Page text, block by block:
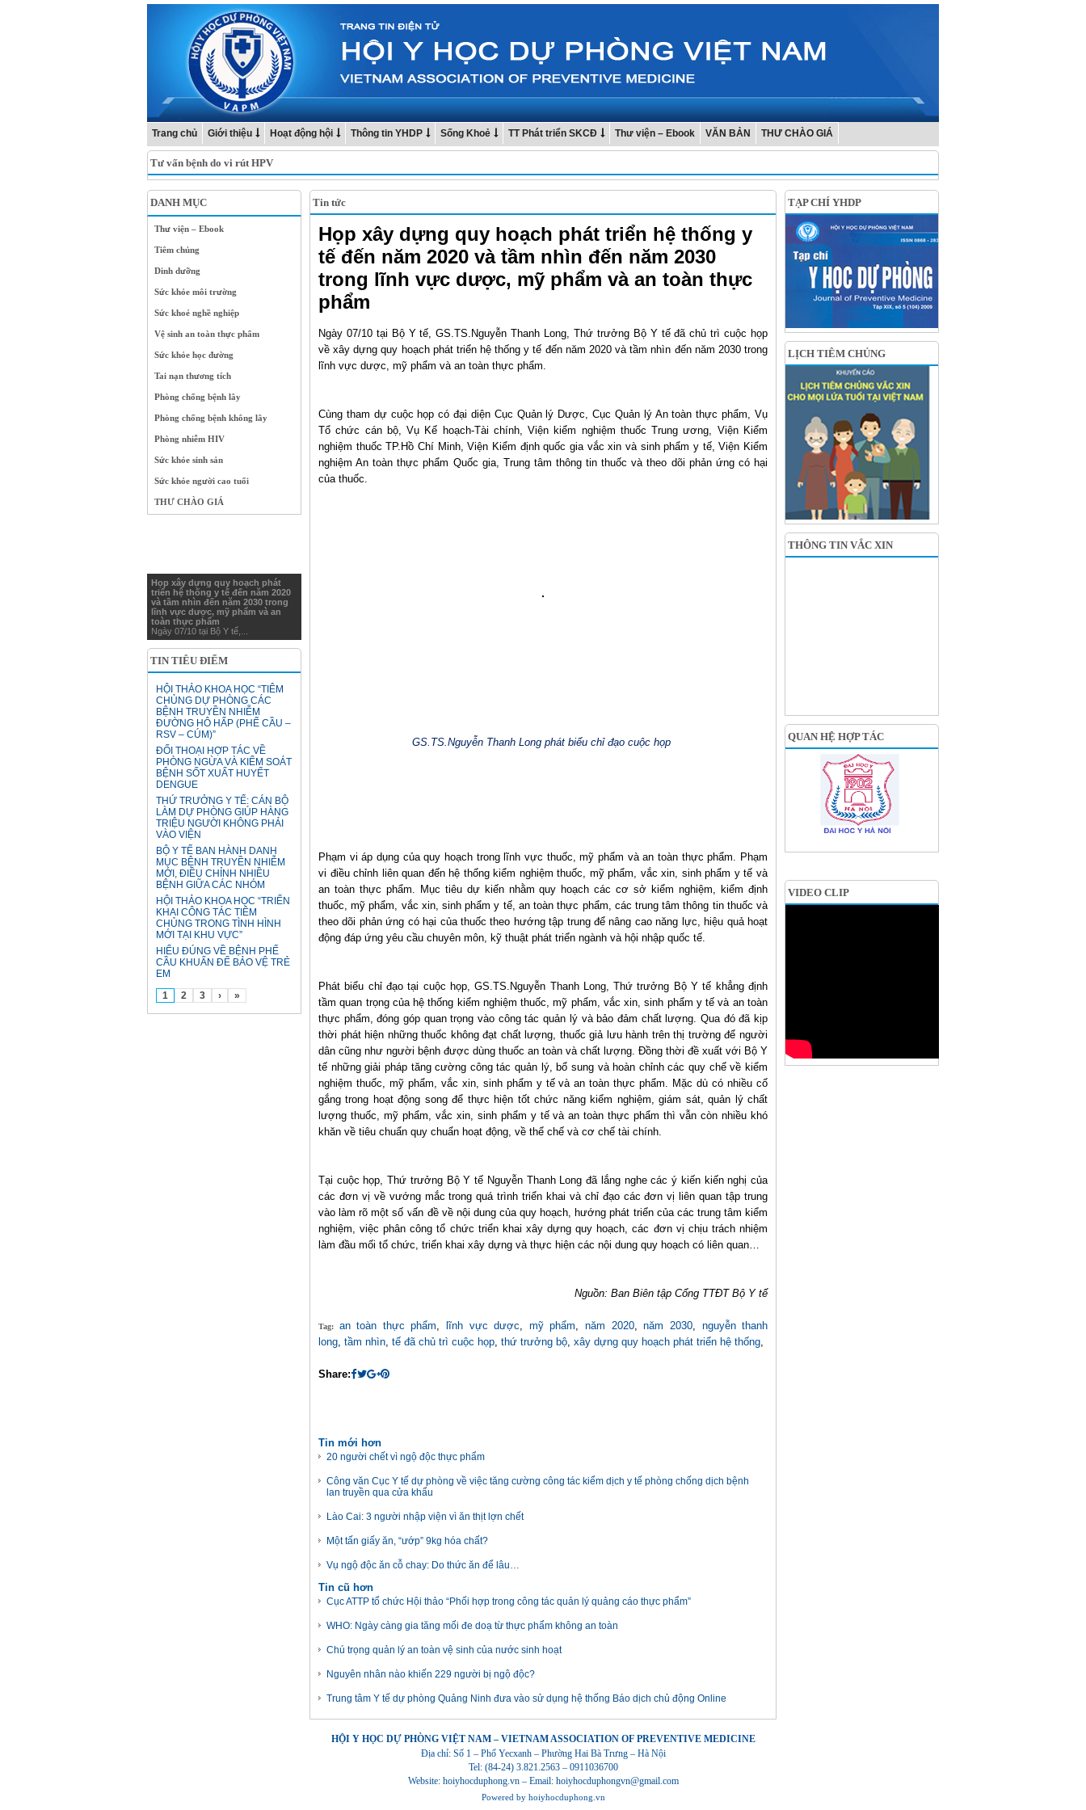
Trang chủ Giới thiệu Hoạt động hội Thông tin YHDP Sống Khoẻ TT Phát triển SKCĐ Thư viện – Ebook VĂN BẢN THƯ CHÀO GIÁ
Tư vấn bệnh do vi rút HPV
DANH MỤC
Thư viện – Ebook
Tiêm chủng
Dinh dưỡng
Sức khỏe môi trường
Sức khoẻ nghề nghiệp
Vệ sinh an toàn thực phẩm
Sức khỏe học đường
Tai nạn thương tích
Phòng chống bệnh lây
Phòng chống bệnh không lây
Phòng nhiễm HIV
Sức khỏe sinh sản
Sức khỏe người cao tuổi
THƯ CHÀO GIÁ
Họp xây dựng quy hoạch phát
triển hệ thống y tế đến năm 2020
và tầm nhìn đến năm 2030 trong
lĩnh vực dược, mỹ phẩm và an
toàn thực phẩm
Ngày 07/10 tại Bộ Y tế,...
TIN TIÊU ĐIỂM
HỘI THẢO KHOA HỌC “TIÊM
CHỦNG DỰ PHÒNG CÁC
BỆNH TRUYỀN NHIỄM
ĐƯỜNG HÔ HẤP (PHẾ CẦU –
RSV – CÚM)”
ĐỐI THOẠI HỢP TÁC VỀ
PHÒNG NGỪA VÀ KIỂM SOÁT
BỆNH SỐT XUẤT HUYẾT
DENGUE
THỨ TRƯỞNG Y TẾ: CÁN BỘ
LÀM DỰ PHÒNG GIÚP HÀNG
TRIỆU NGƯỜI KHÔNG PHẢI
VÀO VIỆN
BỘ Y TẾ BAN HÀNH DANH
MỤC BỆNH TRUYỀN NHIỄM
MỚI, ĐIỀU CHỈNH NHIỀU
BỆNH GIỮA CÁC NHÓM
HỘI THẢO KHOA HỌC “TRIỂN
KHAI CÔNG TÁC TIÊM
CHỦNG TRONG TÌNH HÌNH
MỚI TẠI KHU VỰC”
HIỂU ĐÚNG VỀ BỆNH PHẾ
CẦU KHUẨN ĐỂ BẢO VỆ TRẺ
EM
1
2 3 › »
Tin tức
Họp xây dựng quy hoạch phát triển hệ thống y
tế đến năm 2020 và tầm nhìn đến năm 2030
trong lĩnh vực dược, mỹ phẩm và an toàn thực
phẩm
Ngày 07/10 tại Bộ Y tế, GS.TS.Nguyễn Thanh Long, Thứ trưởng Bộ Y tế đã chủ trì cuộc họp
về xây dựng quy hoạch phát triển hệ thống y tế đến năm 2020 và tầm nhìn đến năm 2030 trong
lĩnh vực dược, mỹ phẩm và an toàn thực phẩm.
Cùng tham dự cuộc họp có đại diện Cục Quản lý Dược, Cục Quản lý An toàn thực phẩm, Vụ
Tổ chức cán bộ, Vụ Kế hoạch-Tài chính, Viện kiểm nghiệm thuốc Trung ương, Viện Kiểm
nghiệm thuốc TP.Hồ Chí Minh, Viện Kiểm định quốc gia vắc xin và sinh phẩm y tế, Viện Kiểm
nghiệm An toàn thực phẩm Quốc gia, Trung tâm thông tin thuốc và theo dõi phản ứng có hại
của thuốc.
GS.TS.Nguyễn Thanh Long phát biểu chỉ đạo cuộc họp
Phạm vi áp dụng của quy hoạch trong lĩnh vực thuốc, mỹ phẩm và an toàn thực phẩm. Phạm
vi điều chỉnh liên quan đến hệ thống kiểm nghiệm thuốc, mỹ phẩm, vắc xin, sinh phẩm y tế và
an toàn thực phẩm. Mục tiêu dự kiến nhằm quy hoạch các cơ sở kiểm nghiệm, kiểm định
thuốc, mỹ phẩm, vắc xin, sinh phẩm y tế, an toàn thực phẩm, các trung tâm thông tin thuốc và
theo dõi phản ứng có hại của thuốc theo hướng tập trung để nâng cao năng lực, hiệu quả hoạt
động đáp ứng yêu cầu chuyên môn, kỹ thuật phát triển ngành và hội nhập quốc tế.
Phát biểu chỉ đạo tại cuộc họp, GS.TS.Nguyễn Thanh Long, Thứ trưởng Bộ Y tế khẳng định
tầm quan trọng của hệ thống kiểm nghiệm thuốc, mỹ phẩm, vắc xin, sinh phẩm y tế và an toàn
thực phẩm, đóng góp quan trọng vào công tác quản lý và bảo đảm chất lượng. Qua đó đã kịp
thời phát hiện những thuốc không đạt chất lượng, thuốc giả lưu hành trên thị trường để người
dân cũng như người bệnh được dùng thuốc an toàn và chất lượng. Ðồng thời đề xuất với Bộ Y
tế những giải pháp tăng cường công tác quản lý, bổ sung và hoàn chỉnh các quy chế về kiểm
nghiệm thuốc, mỹ phẩm, vắc xin, sinh phẩm y tế và an toàn thực phẩm. Mặc dù có nhiều cố
gắng trong hoạt động song để thực hiện tốt chức năng kiểm nghiệm, giám sát, quản lý chất
lượng thuốc, mỹ phẩm, vắc xin, sinh phẩm y tế và an toàn thực phẩm thì vẫn còn nhiều khó
khăn về tiêu chuẩn quy chuẩn hoạt động, về thể chế và cơ chế tài chính.
Tại cuộc họp, Thứ trưởng Bộ Y tế Nguyễn Thanh Long đã lắng nghe các ý kiến kiến nghị của
các đơn vị về vướng mắc trong quá trình triển khai và chỉ đạo các đơn vị liên quan tập trung
vào làm rõ một số vấn đề về nội dung của quy hoạch, hướng phát triển của các trung tâm kiểm
nghiệm, việc phân công tổ chức triển khai xây dựng quy hoạch, các đơn vị chịu trách nhiệm
làm đầu mối tổ chức, triển khai xây dựng và thực hiện các nội dung quy hoạch có liên quan…
Nguồn: Ban Biên tập Cổng TTĐT Bộ Y tế
Tag: an toàn thực phẩm, lĩnh vực dược, mỹ phẩm,năm 2020,năm 2030, nguyễn thanh
long, tầm nhìn, tế đã chủ trì cuộc họp, thứ trưởng bộ, xây dựng quy hoạch phát triển hệ thống,
Share:
Tin mới hơn
20 người chết vì ngộ độc thực phẩm
Công văn Cục Y tế dự phòng về việc tăng cường công tác kiểm dịch y tế phòng chống dịch bệnh
lan truyền qua cửa khẩu
Lào Cai: 3 người nhập viện vì ăn thịt lợn chết
Một tấn giấy ăn, “ướp” 9kg hóa chất?
Vụ ngộ độc ăn cỗ chay: Do thức ăn để lâu…
Tin cũ hơn
Cục ATTP tổ chức Hội thảo “Phối hợp trong công tác quản lý quảng cáo thực phẩm”
WHO: Ngày càng gia tăng mối đe doạ từ thực phẩm không an toàn
Chú trọng quản lý an toàn vệ sinh của nước sinh hoạt
Nguyên nhân nào khiến 229 người bị ngộ độc?
Trung tâm Y tế dự phòng Quảng Ninh đưa vào sử dụng hệ thống Báo dịch chủ động Online
TẠP CHÍ YHDP
LỊCH TIÊM CHỦNG
THÔNG TIN VẮC XIN
QUAN HỆ HỢP TÁC
VIDEO CLIP
HỘI Y HỌC DỰ PHÒNG VIỆT NAM – VIETNAM ASSOCIATION OF PREVENTIVE MEDICINE
Địa chỉ: Số 1 – Phố Yecxanh – Phường Hai Bà Trưng – Hà Nội
Tel: (84-24) 3.821.2563 – 0911036700
Website: hoiyhocduphong.vn – Email: hoiyhocduphongvn@gmail.com
Powered by hoiyhocduphong.vn